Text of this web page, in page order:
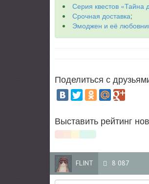
Серия квестов «Тайна
Срочная доставка;
Эмоджен и её
Поделиться с
Выставить рейтинг
FLINT 8 087